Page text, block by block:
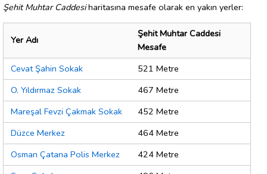
Şehit Muhtar Caddesiharitasına mesafe olarak en yakın yerler:
Yer Adı
Şehit Muhtar Caddesi
Mesafe
Cevat Şahin Sokak
521 Metre
O. Yıldırmaz Sokak
467 Metre
Mareşal Fevzi Çakmak Sokak
452 Metre
Düzce Merkez
464 Metre
Osman Çatana Polis Merkez
424 Metre